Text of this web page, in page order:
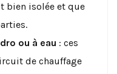
bien isolée et que
ou à eau : ces
de chauffage